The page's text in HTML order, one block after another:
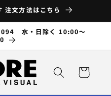
注文方法はこちら
水・日除く 10:00～
ー